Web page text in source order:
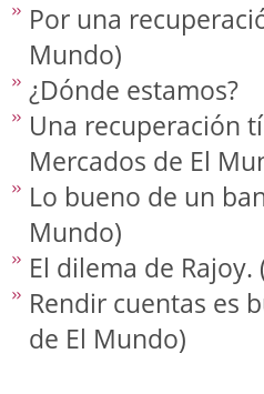
Por una
Mundo)
¿Dónde estamos?
Una recuperación
Mercados de El
Lo bueno de un
Mundo)
El dilema de
Rendir cuentas es
de El Mundo)